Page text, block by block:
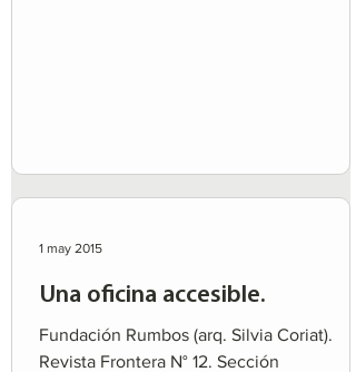
Una oficina accesible.
Fundación Rumbos (arq. Silvia Coriat).
Revista Frontera N° 12. Sección
1 may 2015